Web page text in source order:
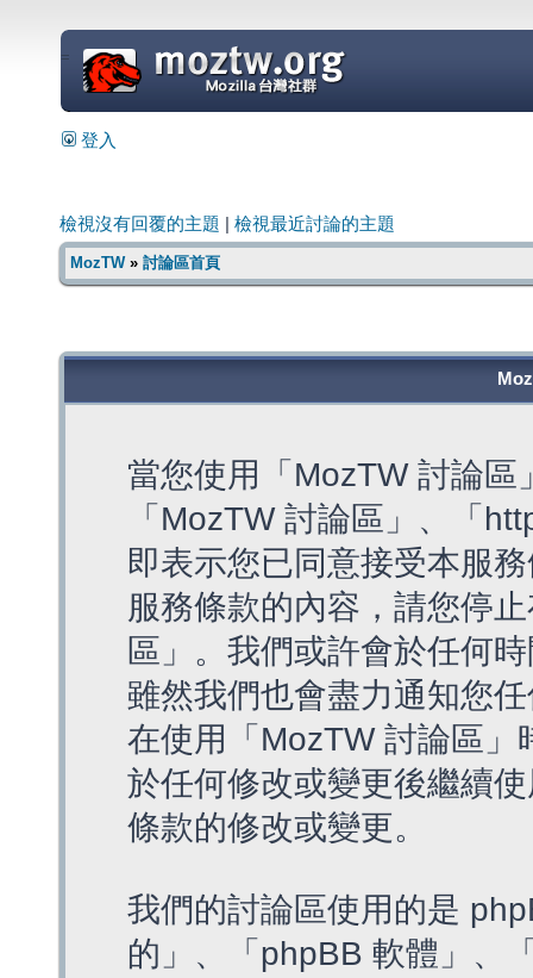
=
登入
檢視沒有回覆的主題 檢視最近討論的主題
MozTW» 討論區首頁
當您使用「MozTW 討論
「MozTW 討論區」、「
即表示您已同意接受本服
服務條款的內容，請您停
區」。我們或許會於任何
雖然我們也會盡力通知您
在使用「MozTW 討論區
於任何修改或變更後繼續
條款的修改或變更。
我們的討論區使用的是
的」、「phpBB 軟體」、